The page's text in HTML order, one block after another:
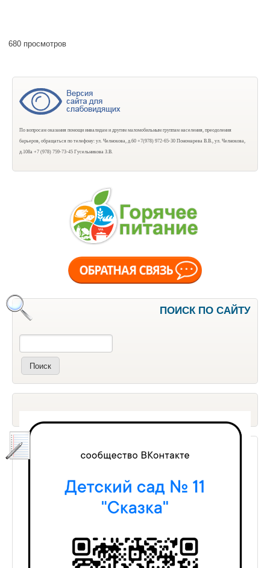
680 просмотров
По вопросам оказания помощи инвалидам и другим маломобильным группам населения, преодоления
барьеров, обращаться по телефону: ул. Челнокова, д.60 +7(978) 972-65-30 Пономарева В.В., ул. Челнокова,
д.108а +7 (978) 759-73-45 Гусельникова З.В.
ПОИСК ПО САЙТУ
Поиск